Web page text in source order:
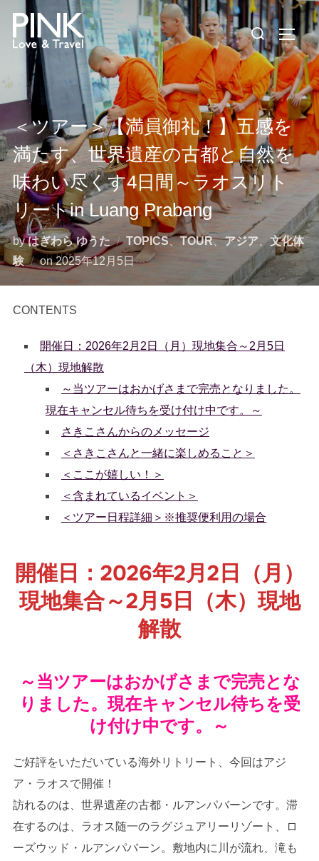
ツ
ス
キ
プ
検
索
象:
サイド
＜ツアー＞【満員御礼！】五感を
満たす、世界遺産の古都と自然を
味わい尽くす4日間～ラオスリト
リートin Luang Prabang
byはぎわら ゆうた TOPICS、TOUR、アジア、文化体
験
on投
2025年12月5日
CONTENTS
開催日：2026年2月2日（月）現地集合～2月5日
（木）現地解散
～当ツアーはおかげさまで完売となりました。
現在キャンセル待ちを受け付け中です。～
さきこさんからのメッセージ
＜さきこさんと一緒に楽しめること＞
＜ここが嬉しい！＞
＜含まれているイベント＞
＜ツアー日程詳細＞※推奨便利用の場合
開催日：2026年2月2日（月）
現地集合～2月5日（木）現地
解散
～当ツアーはおかげさまで完売とな
りました。現在キャンセル待ちを受
け付け中です。～
ご好評をいただいている海外リトリート、今回はアジ
ア・ラオスで開催！
訪れるのは、世界遺産の古都・ルアンパバーンです。滞
在するのは、ラオス随一のラグジュアリーリゾート、ロ
ーズウッド・ルアンパバーン。敷地内に川が流れ、滝も